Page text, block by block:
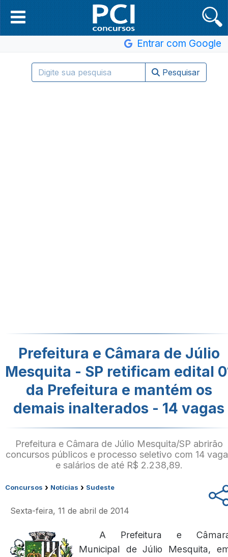
Entrar com Google
Pesquisar
Prefeitura e Câmara de Júlio
Mesquita - SP retificam edital
da Prefeitura e mantém os
demais inalterados - 14 vagas
Prefeitura e Câmara de Júlio Mesquita/SP abrirão
concursos públicos e processo seletivo com 14
e salários de até R$ 2.238,89.
Concursos › Notícias › Sudeste
Sexta-feira, 11 de abril de 2014
A Prefeitura e
Municipal de Júlio Mesquita,